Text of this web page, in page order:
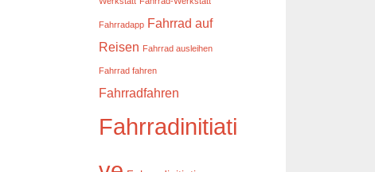
Fahrradapp Fahrrad auf
Reisen Fahrrad ausleihen
Fahrrad fahren
Fahrradfahren
Fahrradinitiati